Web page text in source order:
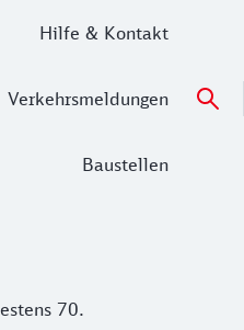
Hilfe & Kontakt
Verkehrsmeldungen
Baustellen
70.